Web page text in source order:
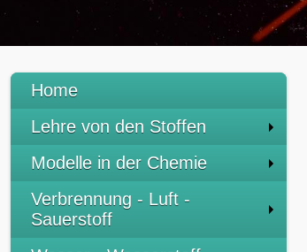
Home
Lehre von den Stoffen
Modelle in der Chemie
Verbrennung - Luft -
Sauerstoff